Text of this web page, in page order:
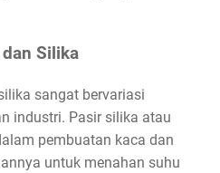
Silika
sangat bervariasi
industri. Pasir silika atau
pembuatan kaca dan
untuk menahan suhu